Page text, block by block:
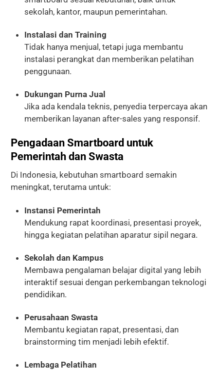
sekolah, kantor, maupun pemerintahan.
Instalasi dan Training
Tidak hanya menjual, tetapi juga membantu
instalasi perangkat dan memberikan pelatihan
penggunaan.
Dukungan Purna Jual
Jika ada kendala teknis, penyedia terpercaya akan
memberikan layanan after-sales yang responsif.
Pengadaan Smartboard untuk
Pemerintah dan Swasta
Di Indonesia, kebutuhan smartboard semakin
meningkat, terutama untuk:
Instansi Pemerintah
Mendukung rapat koordinasi, presentasi proyek,
hingga kegiatan pelatihan aparatur sipil negara.
Sekolah dan Kampus
Membawa pengalaman belajar digital yang lebih
interaktif sesuai dengan perkembangan teknologi
pendidikan.
Perusahaan Swasta
Membantu kegiatan rapat, presentasi, dan
brainstorming tim menjadi lebih efektif.
Lembaga Pelatihan